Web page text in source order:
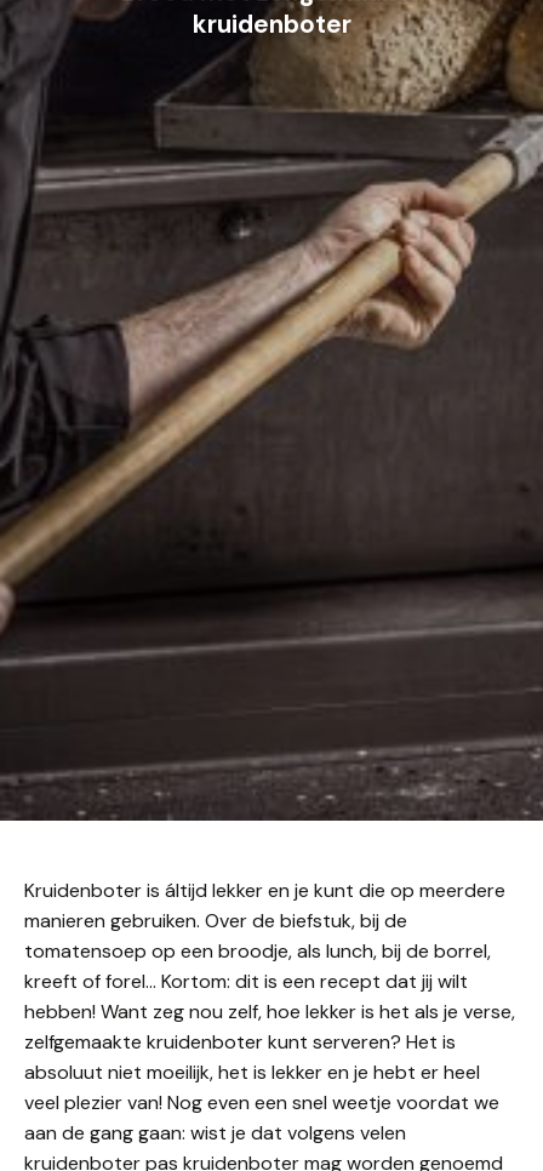
kruidenboter
Kruidenboter is áltijd lekker en je kunt die op meerdere
manieren gebruiken. Over de biefstuk, bij de
tomatensoep op een broodje, als lunch, bij de borrel,
kreeft of forel… Kortom: dit is een recept dat jij wilt
hebben! Want zeg nou zelf, hoe lekker is het als je verse,
zelfgemaakte kruidenboter kunt serveren? Het is
absoluut niet moeilijk, het is lekker en je hebt er heel
veel plezier van! Nog even een snel weetje voordat we
aan de gang gaan: wist je dat volgens velen
kruidenboter pas kruidenboter mag worden genoemd